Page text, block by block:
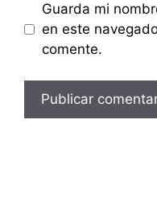
Guarda mi
en este
comente.